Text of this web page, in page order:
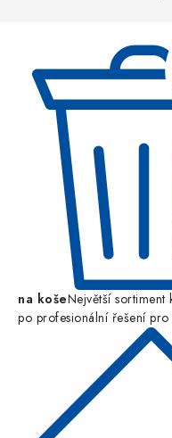
na košeNejvětší sortiment
po profesionální řešení